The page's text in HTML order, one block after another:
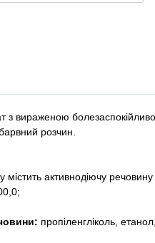
з вираженою
розчин.
містить активнодіючу
пропіленгліколь,